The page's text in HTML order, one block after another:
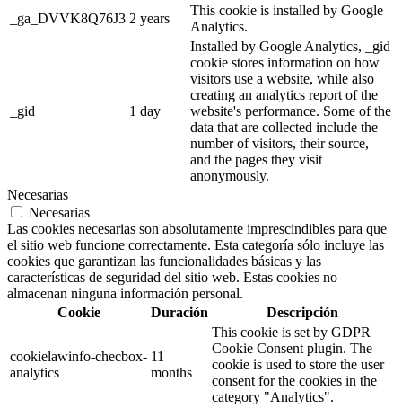
_ga_DVVK8Q76J3 2 years
This cookie is installed by Google
Analytics.
_gid 1 day
Installed by Google Analytics, _gid
cookie stores information on how
visitors use a website, while also
creating an analytics report of the
website's performance. Some of the
data that are collected include the
number of visitors, their source,
and the pages they visit
anonymously.
Necesarias
Necesarias
Las cookies necesarias son absolutamente imprescindibles para que
el sitio web funcione correctamente. Esta categoría sólo incluye las
cookies que garantizan las funcionalidades básicas y las
características de seguridad del sitio web. Estas cookies no
almacenan ninguna información personal.
Cookie
Duración Descripción
cookielawinfo-checbox-
analytics
11
months
This cookie is set by GDPR
Cookie Consent plugin. The
cookie is used to store the user
consent for the cookies in the
category "Analytics".